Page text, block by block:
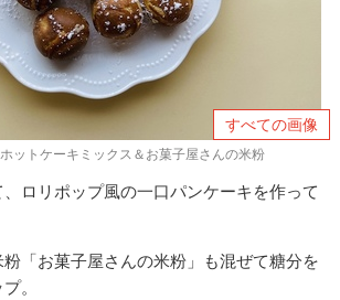
すべての画像
ホットケーキミックス＆お菓子屋さんの米粉
ロリポップ風の一口パンケーキを作って
「お菓子屋さんの米粉」も混ぜて糖分を
。